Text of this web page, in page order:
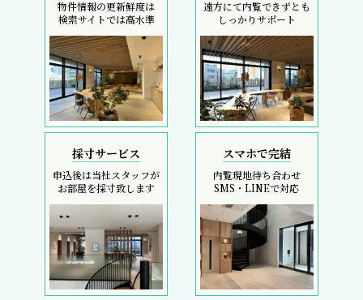
物件情報の更新鮮度は
検索サイトでは高水準
遠方にて内覧できずとも
しっかりサポート
採寸サービス
申込後は当社スタッフが
お部屋を採寸致します
スマホで完結
内覧現地待ち合わせ
SMS・LINEで対応